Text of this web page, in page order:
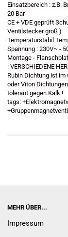
Einsatzbereich : z.B.
20 Bar
CE + VDE geprüft
Ventilstecker groß )
Temperaturstabil
Spannung : 230V~ -
Montage -
: VERSCHIEDENE
Rubin Dichtung ist im
oder Viton
tolerant gegen Kalk !
tags:
MEHR ÜBER...
Impressum